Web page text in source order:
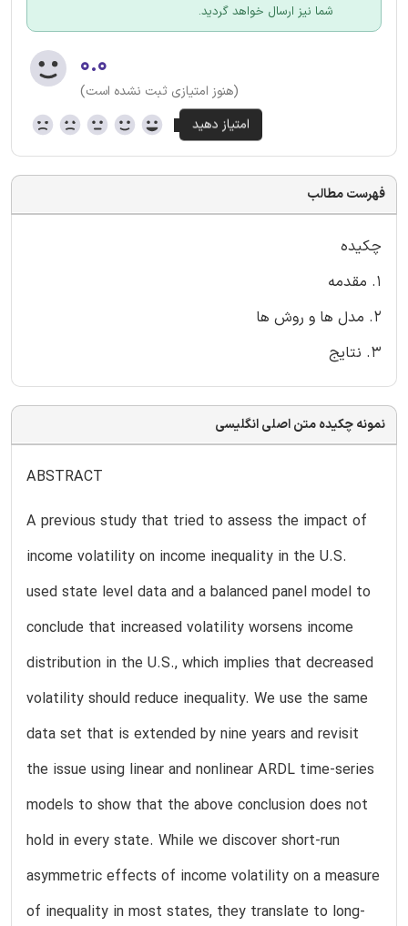
شما نیز ارسال خواهد گردید.
۰.۰
(هنوز امتیازی ثبت نشده است)
فهرست مطالب
چکیده
۱. مقدمه
۲. مدل ها و روش ها
۳. نتایج
نمونه چکیده متن اصلی انگلیسی
ABSTRACT
A previous study that tried to assess the impact of
income volatility on income inequality in the U.S.
used state level data and a balanced panel model to
conclude that increased volatility worsens income
distribution in the U.S., which implies that decreased
volatility should reduce inequality. We use the same
data set that is extended by nine years and revisit
the issue using linear and nonlinear ARDL time-series
models to show that the above conclusion does not
hold in every state. While we discover short-run
asymmetric effects of income volatility on a measure
of inequality in most states, they translate to long-